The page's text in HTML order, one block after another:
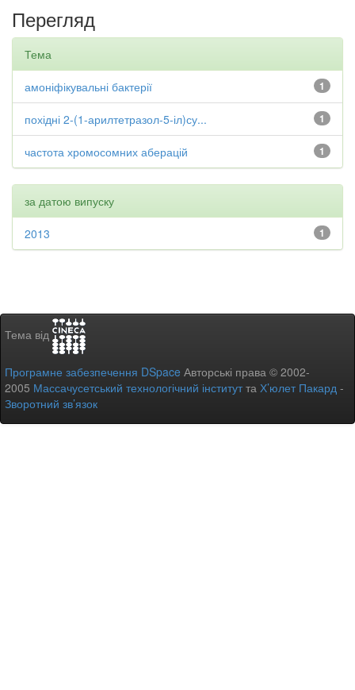
Перегляд
Тема
1
амоніфікувальні бактерії
1
похідні 2-(1-арилтетразол-5-іл)су...
1
частота хромосомних аберацій
за датою випуску
1
2013
Тема від
Програмне забезпечення DSpace Авторські права © 2002-
2005 Массачусетський технологічний інститутта Х’юлет Пакард -
Зворотний зв’язок